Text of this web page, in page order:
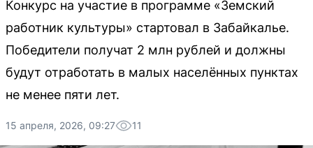
Конкурс на участие в программе «Земский
работник культуры» стартовал в Забайкалье.
Победители получат 2 млн рублей и должны
будут отработать в малых населённых пунктах
не менее пяти лет.
15 апреля, 2026, 09:27 11